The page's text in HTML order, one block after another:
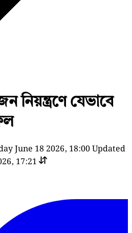
নিয়ন্ত্রণে যেভাবে
June 18 2026, 18:00Updated
17:21